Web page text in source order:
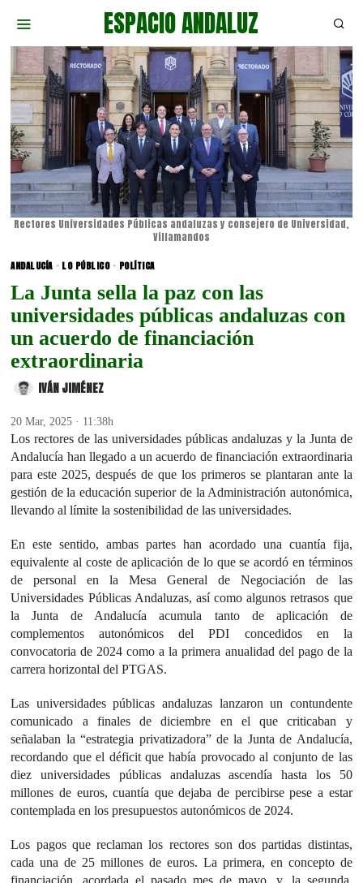
ESPACIO ANDALUZ
Rectores Universidades Públicas andaluzas y consejero de Universidad,
Villamandos
ANDALUCÍA · LO PÚBLICO · POLÍTICA
La Junta sella la paz con las
universidades públicas andaluzas con
un acuerdo de financiación
extraordinaria
IVÁN JIMÉNEZ
20 Mar, 2025 · 11:38h
Los rectores de las universidades públicas andaluzas y la Junta de
Andalucía han llegado a un acuerdo de financiación extraordinaria
para este 2025, después de que los primeros se plantaran ante la
gestión de la educación superior de la Administración autonómica,
llevando al límite la sostenibilidad de las universidades.
En este sentido, ambas partes han acordado una cuantía fija,
equivalente al coste de aplicación de lo que se acordó en términos
de personal en la Mesa General de Negociación de las
Universidades Públicas Andaluzas, así como algunos retrasos que
la Junta de Andalucía acumula tanto de aplicación de
complementos autonómicos del PDI concedidos en la
convocatoria de 2024 como a la primera anualidad del pago de la
carrera horizontal del PTGAS.
Las universidades públicas andaluzas lanzaron un contundente
comunicado a finales de diciembre en el que criticaban y
señalaban la “estrategia privatizadora” de la Junta de Andalucía,
recordando que el déficit que había provocado al conjunto de las
diez universidades públicas andaluzas ascendía hasta los 50
millones de euros, cuantía que dejaba de percibirse pese a estar
contemplada en los presupuestos autonómicos de 2024.
Los pagos que reclaman los rectores son dos partidas distintas,
cada una de 25 millones de euros. La primera, en concepto de
financiación, acordada el pasado mes de mayo, y, la segunda,